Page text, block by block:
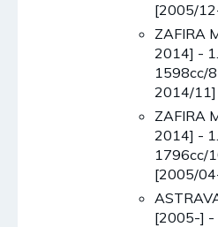
[2005/
ZAFIRA
2014] -
1598cc/
2014/11]
ZAFIRA
2014] -
1796cc/
[2005/
[2005-] -